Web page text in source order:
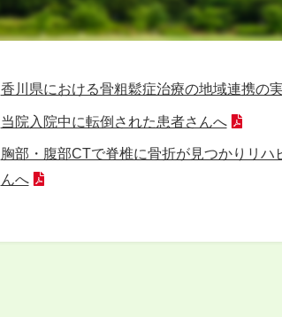
香川県における骨粗鬆症治療の地域連携の
当院入院中に転倒された患者さんへ
胸部・腹部CTで脊椎に骨折が見つかりリ
んへ